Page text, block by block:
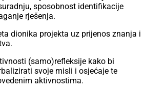
sposobnost identifikacije
rješenja.
dionika projekta uz prijenos znanja i
(samo)refleksije kako bi
svoje misli i osjećaje te
aktivnostima.